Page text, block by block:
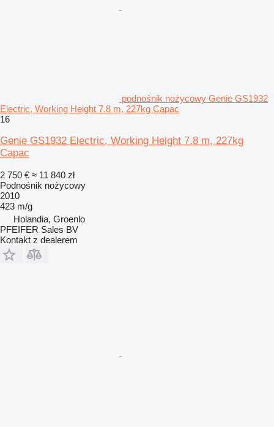
podnośnik nożycowy Genie GS1932
Electric, Working Height 7.8 m, 227kg Capac
16
Genie GS1932 Electric, Working Height 7.8 m, 227kg
Capac
2 750 € ≈ 11 840 zł
Podnośnik nożycowy
2010
423 m/g
Holandia, Groenlo
PFEIFER Sales BV
Kontakt z dealerem